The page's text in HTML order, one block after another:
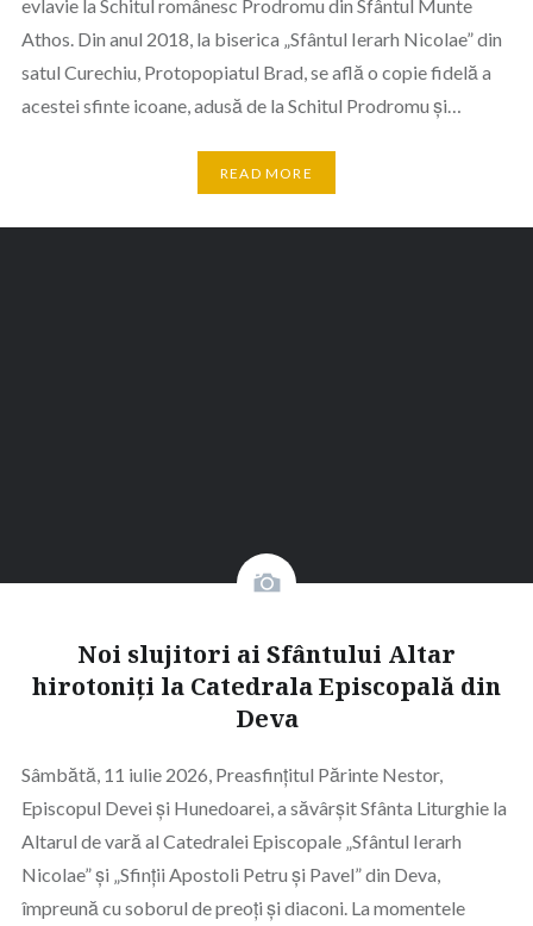
evlavie la Schitul românesc Prodromu din Sfântul Munte
Athos. Din anul 2018, la biserica „Sfântul Ierarh Nicolae” din
satul Curechiu, Protopopiatul Brad, se află o copie fidelă a
acestei sfinte icoane, adusă de la Schitul Prodromu și…
READ MORE
Noi slujitori ai Sfântului Altar
hirotoniți la Catedrala Episcopală din
Deva
Sâmbătă, 11 iulie 2026, Preasfințitul Părinte Nestor,
Episcopul Devei și Hunedoarei, a săvârșit Sfânta Liturghie la
Altarul de vară al Catedralei Episcopale „Sfântul Ierarh
Nicolae” și „Sfinții Apostoli Petru și Pavel” din Deva,
împreună cu soborul de preoți și diaconi. La momentele